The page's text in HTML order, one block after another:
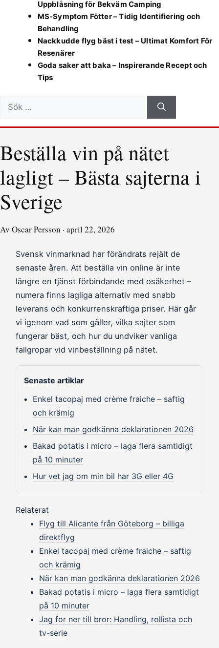
Uppblåsning för Bekväm Camping
MS-Symptom Fötter – Tidig Identifiering och
Behandling
Nackkudde flyg bäst i test – Ultimat Komfort För
Resenärer
Goda saker att baka – Inspirerande Recept och
Tips
Sök
efter:
Beställa vin på nätet
lagligt – Bästa sajterna i
Sverige
Av Oscar Persson · april 22, 2026
Svensk vinmarknad har förändrats rejält de
senaste åren. Att beställa vin online är inte
längre en tjänst förbindande med osäkerhet –
numera finns lagliga alternativ med snabb
leverans och konkurrenskraftiga priser. Här går
vi igenom vad som gäller, vilka sajter som
fungerar bäst, och hur du undviker vanliga
fallgropar vid vinbeställning på nätet.
Senaste artiklar
Enkel tacopaj med crème fraiche – saftig
och krämig
När kan man godkänna deklarationen 2026
Bakad potatis i micro – laga flera samtidigt
på 10 minuter
Hur vet jag om min bil har 3G eller 4G
Relaterat
Flyg till Alicante från Göteborg – billiga
direktflyg
Enkel tacopaj med crème fraiche – saftig
och krämig
När kan man godkänna deklarationen 2026
Bakad potatis i micro – laga flera samtidigt
på 10 minuter
Jag for ner till bror: Handling, rollista och
tv-serie